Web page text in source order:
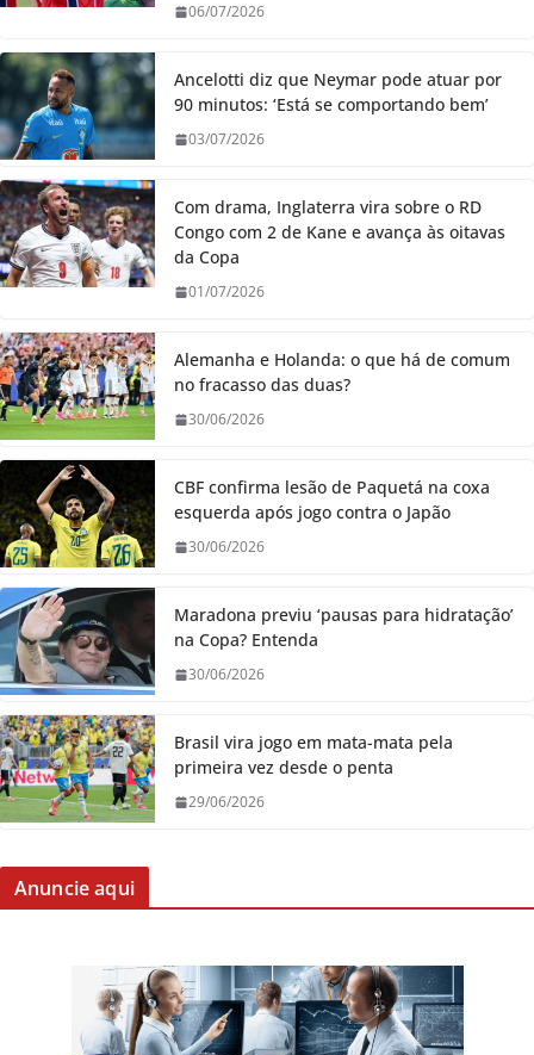
06/07/2026
Ancelotti diz que Neymar pode atuar por
90 minutos: ‘Está se comportando bem’
03/07/2026
Com drama, Inglaterra vira sobre o RD
Congo com 2 de Kane e avança às oitavas
da Copa
01/07/2026
Alemanha e Holanda: o que há de comum
no fracasso das duas?
30/06/2026
CBF confirma lesão de Paquetá na coxa
esquerda após jogo contra o Japão
30/06/2026
Maradona previu ‘pausas para hidratação’
na Copa? Entenda
30/06/2026
Brasil vira jogo em mata-mata pela
primeira vez desde o penta
29/06/2026
Anuncie aqui